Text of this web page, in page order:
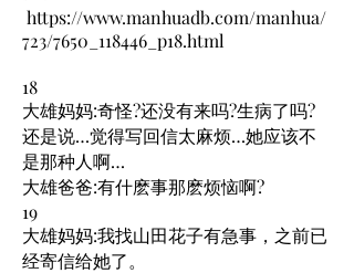
https://www.manhuadb.com/manhua/
723/7650_118446_p18.html
18
大雄妈妈:奇怪?还没有来吗?生病了吗?
还是说…觉得写回信太麻烦…她应该不
是那种人啊…
大雄爸爸:有什麽事那麽烦恼啊?
19
大雄妈妈:我找山田花子有急事，之前已
经寄信给她了。